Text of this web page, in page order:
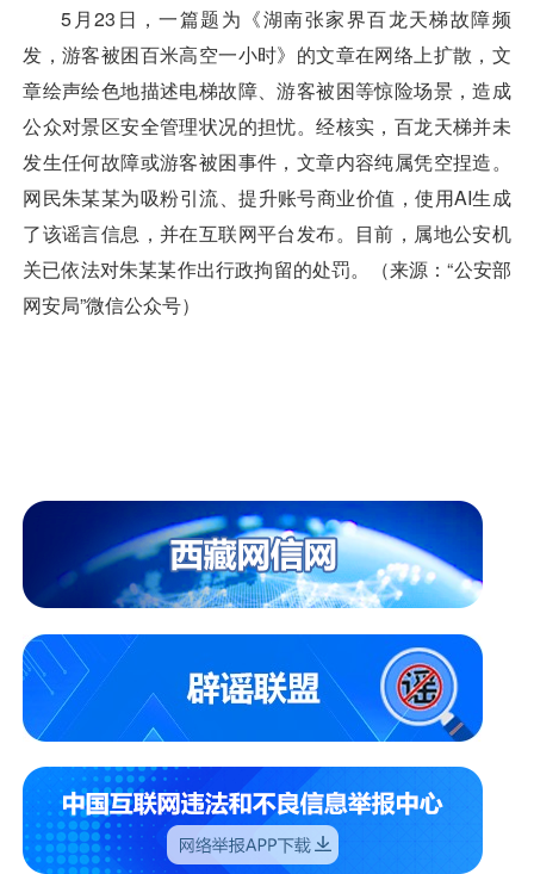
5月23日，一篇题为《湖南张家界百龙天梯故障频
发，游客被困百米高空一小时》的文章在网络上扩散，文
章绘声绘色地描述电梯故障、游客被困等惊险场景，造成
公众对景区安全管理状况的担忧。经核实，百龙天梯并未
发生任何故障或游客被困事件，文章内容纯属凭空捏造。
网民朱某某为吸粉引流、提升账号商业价值，使用AI生成
了该谣言信息，并在互联网平台发布。目前，属地公安机
关已依法对朱某某作出行政拘留的处罚。（来源：“公安部
网安局”微信公众号）